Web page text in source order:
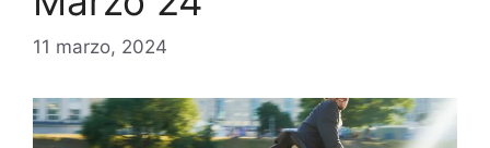
11 marzo, 2024